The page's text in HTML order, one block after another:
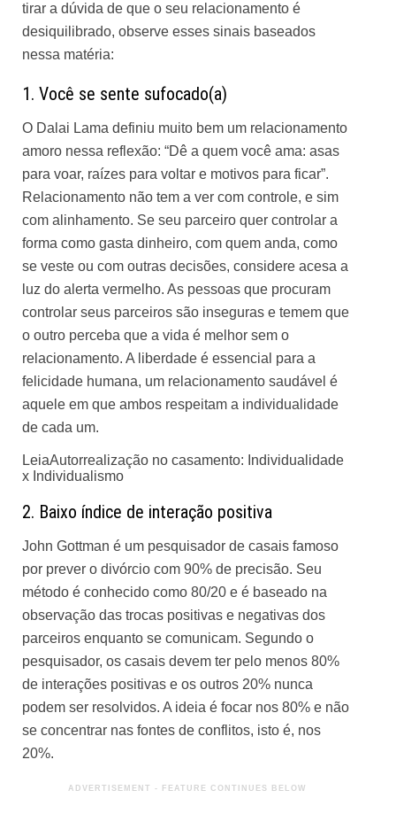
tirar a dúvida de que o seu relacionamento é
desiquilibrado, observe esses sinais baseados
nessa matéria:
1. Você se sente sufocado(a)
O Dalai Lama definiu muito bem um relacionamento
amoro nessa reflexão: “Dê a quem você ama: asas
para voar, raízes para voltar e motivos para ficar”.
Relacionamento não tem a ver com controle, e sim
com alinhamento. Se seu parceiro quer controlar a
forma como gasta dinheiro, com quem anda, como
se veste ou com outras decisões, considere acesa a
luz do alerta vermelho. As pessoas que procuram
controlar seus parceiros são inseguras e temem que
o outro perceba que a vida é melhor sem o
relacionamento. A liberdade é essencial para a
felicidade humana, um relacionamento saudável é
aquele em que ambos respeitam a individualidade
de cada um.
LeiaAutorrealização no casamento: Individualidade
x Individualismo
2. Baixo índice de interação positiva
John Gottman é um pesquisador de casais famoso
por prever o divórcio com 90% de precisão. Seu
método é conhecido como 80/20 e é baseado na
observação das trocas positivas e negativas dos
parceiros enquanto se comunicam. Segundo o
pesquisador, os casais devem ter pelo menos 80%
de interações positivas e os outros 20% nunca
podem ser resolvidos. A ideia é focar nos 80% e não
se concentrar nas fontes de conflitos, isto é, nos
20%.